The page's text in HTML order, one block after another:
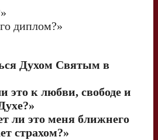
диплом?»
Духом Святым в
это к любви, свободе и
ли это меня ближнего
страхом?»